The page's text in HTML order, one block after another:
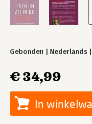
Gebonden Nederlands
€ 34,99
In